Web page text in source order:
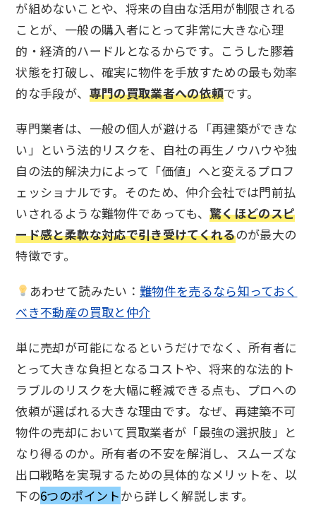
が組めないことや、将来の自由な活用が制限される
ことが、一般の購入者にとって非常に大きな心理
的・経済的ハードルとなるからです。こうした膠着
状態を打破し、確実に物件を手放すための最も効率
的な手段が、 専門の買取業者への依頼です。
専門業者は、一般の個人が避ける「再建築ができな
い」という法的リスクを、自社の再生ノウハウや独
自の法的解決力によって「価値」へと変えるプロフ
ェッショナルです。そのため、仲介会社では門前払
いされるような難物件であっても、驚くほどのスピ
ード感と柔軟な対応で引き受けてくれるのが最大の
特徴です。
あわせて読みたい： 難物件を売るなら知っておく
べき不動産の買取と仲介
単に売却が可能になるというだけでなく、所有者に
とって大きな負担となるコストや、将来的な法的ト
ラブルのリスクを大幅に軽減できる点も、プロへの
依頼が選ばれる大きな理由です。なぜ、再建築不可
物件の売却において買取業者が「最強の選択肢」と
なり得るのか。所有者の不安を解消し、スムーズな
出口戦略を実現するための具体的なメリットを、以
下の6つのポイントから詳しく解説します。